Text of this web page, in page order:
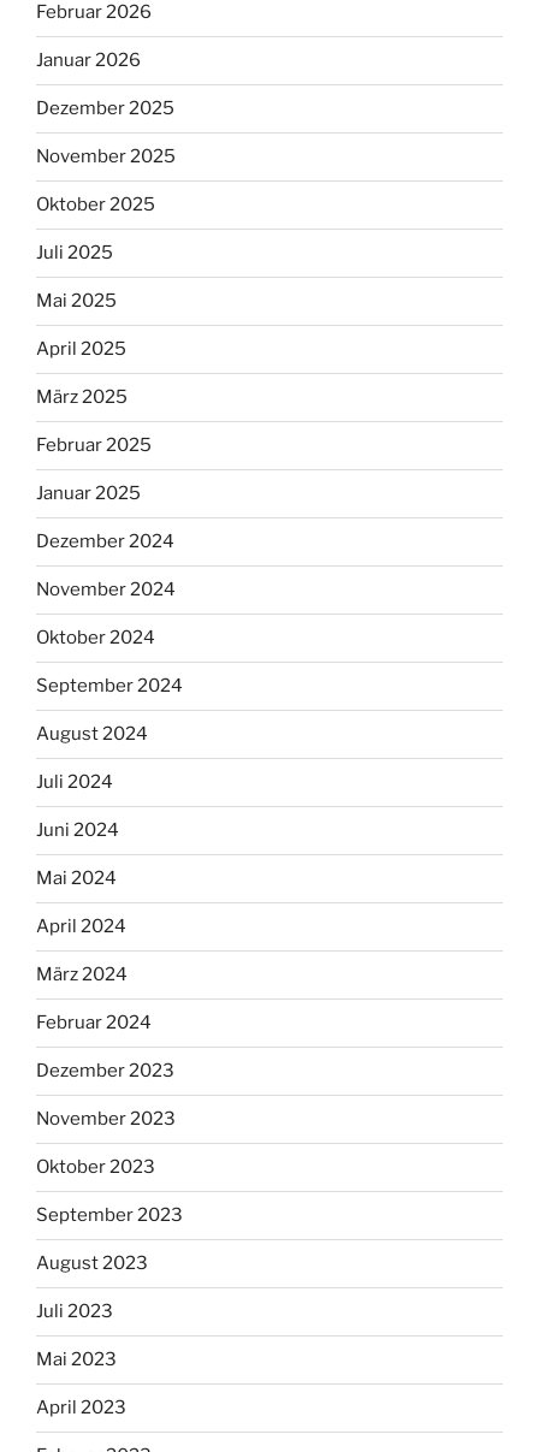
Februar 2026
Januar 2026
Dezember 2025
November 2025
Oktober 2025
Juli 2025
Mai 2025
April 2025
März 2025
Februar 2025
Januar 2025
Dezember 2024
November 2024
Oktober 2024
September 2024
August 2024
Juli 2024
Juni 2024
Mai 2024
April 2024
März 2024
Februar 2024
Dezember 2023
November 2023
Oktober 2023
September 2023
August 2023
Juli 2023
Mai 2023
April 2023